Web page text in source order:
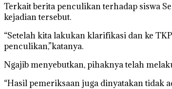
Terkait berita penculikan terhadap siswa
kejadian tersebut.
“Setelah kita lakukan klarifikasi dan ke
penculikan,”katanya.
Ngajib menyebutkan, pihaknya telah
“Hasil pemeriksaan juga dinyatakan tidak